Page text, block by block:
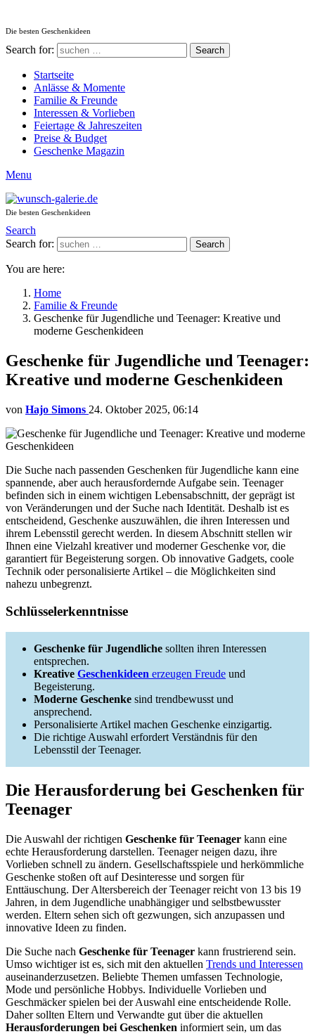
Die besten Geschenkideen
Search for: Search
Startseite
Anlässe & Momente
Familie & Freunde
Interessen & Vorlieben
Feiertage & Jahreszeiten
Preise & Budget
Geschenke Magazin
Menu
Die besten Geschenkideen
Search
Search for:
Search
You are here:
Home
Familie & Freunde
Geschenke für Jugendliche und Teenager: Kreative und
moderne Geschenkideen
Geschenke für Jugendliche und Teenager:
Kreative und moderne Geschenkideen
von Hajo Simons 24. Oktober 2025, 06:14
Die Suche nach passenden Geschenken für Jugendliche kann eine
spannende, aber auch herausfordernde Aufgabe sein. Teenager
befinden sich in einem wichtigen Lebensabschnitt, der geprägt ist
von Veränderungen und der Suche nach Identität. Deshalb ist es
entscheidend, Geschenke auszuwählen, die ihren Interessen und
ihrem Lebensstil gerecht werden. In diesem Abschnitt stellen wir
Ihnen eine Vielzahl kreativer und moderner Geschenke vor, die
garantiert für Begeisterung sorgen. Ob innovative Gadgets, coole
Technik oder personalisierte Artikel – die Möglichkeiten sind
nahezu unbegrenzt.
Schlüsselerkenntnisse
Geschenke für Jugendliche sollten ihren Interessen
entsprechen.
Kreative Geschenkideen erzeugen Freude und
Begeisterung.
Moderne Geschenke sind trendbewusst und
ansprechend.
Personalisierte Artikel machen Geschenke einzigartig.
Die richtige Auswahl erfordert Verständnis für den
Lebensstil der Teenager.
Die Herausforderung bei Geschenken für
Teenager
Die Auswahl der richtigen Geschenke für Teenager kann eine
echte Herausforderung darstellen. Teenager neigen dazu, ihre
Vorlieben schnell zu ändern. Gesellschaftsspiele und herkömmliche
Geschenke stoßen oft auf Desinteresse und sorgen für
Enttäuschung. Der Altersbereich der Teenager reicht von 13 bis 19
Jahren, in dem Jugendliche unabhängiger und selbstbewusster
werden. Eltern sehen sich oft gezwungen, sich anzupassen und
innovative Ideen zu finden.
Die Suche nach Geschenke für Teenager kann frustrierend sein.
Umso wichtiger ist es, sich mit den aktuellen Trends und Interessen
auseinanderzusetzen. Beliebte Themen umfassen Technologie,
Mode und persönliche Hobbys. Individuelle Vorlieben und
Geschmäcker spielen bei der Auswahl eine entscheidende Rolle.
Daher sollten Eltern und Verwandte gut über die aktuellen
Herausforderungen bei Geschenken informiert sein, um das